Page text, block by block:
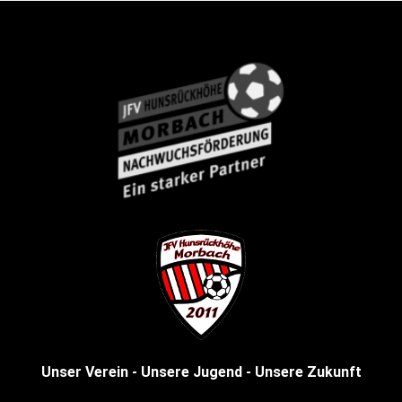
Unser Verein - Unsere Jugend - Unsere Zukunft